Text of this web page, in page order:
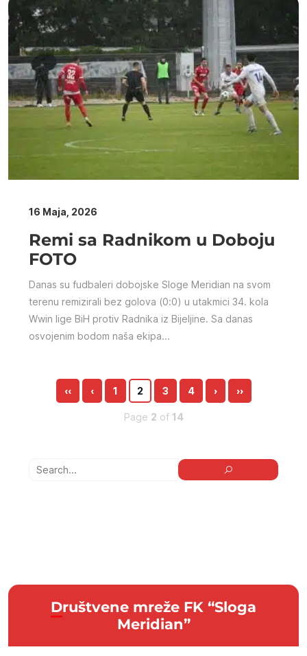
16 Maja, 2026
Remi sa Radnikom u Doboju
FOTO
Danas su fudbaleri dobojske Sloge Meridian na svom
terenu remizirali bez golova (0:0) u utakmici 34. kola
Wwin lige BiH protiv Radnika iz Bijeljine. Sa danas
osvojenim bodom naša ekipa...
‹‹ ‹ 1 2 3 4 › ››
Page 2 of 14
Društvene mreže FK “Sloga
Meridian”